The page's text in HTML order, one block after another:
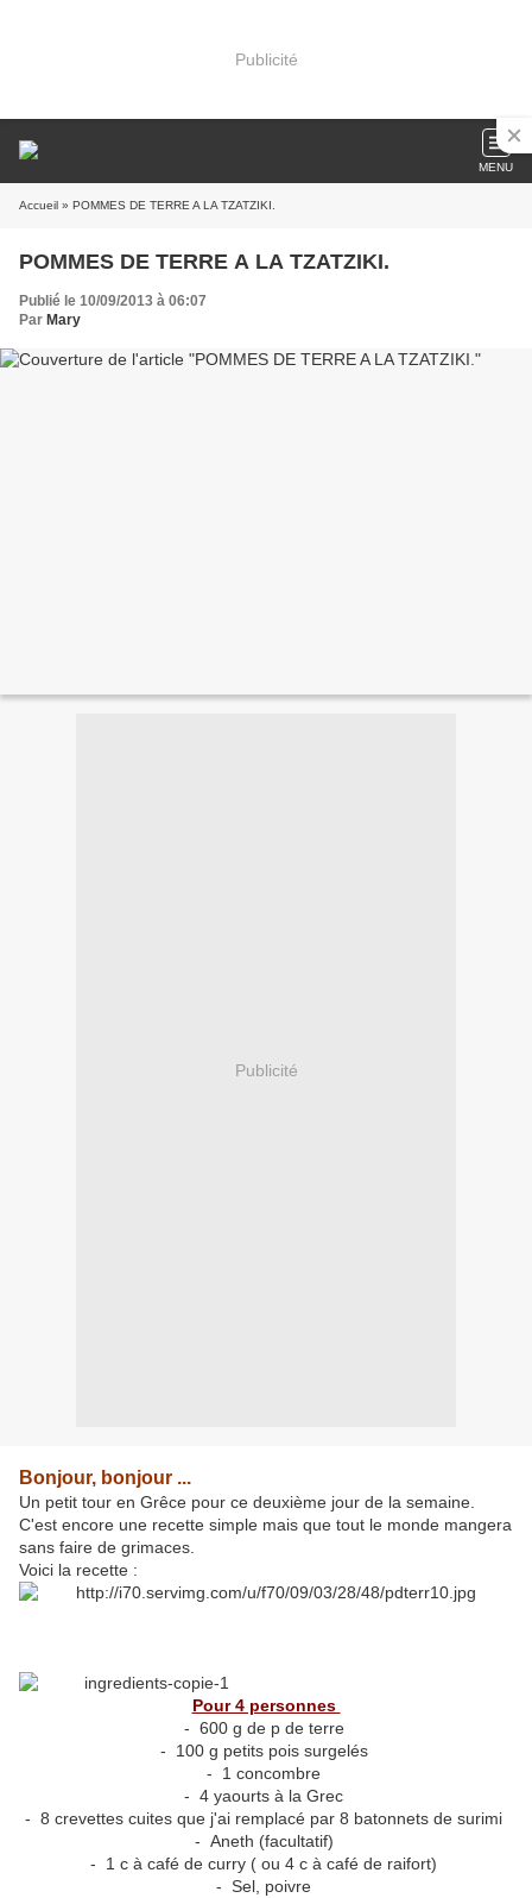
Publicité
MENU
Accueil » POMMES DE TERRE A LA TZATZIKI.
POMMES DE TERRE A LA TZATZIKI.
Publié le 10/09/2013 à 06:07
Par Mary
Publicité
Bonjour, bonjour ...
Un petit tour en Grêce pour ce deuxième jour de la semaine.
C'est encore une recette simple mais que tout le monde mangera
sans faire de grimaces.
Voici la recette :
Pour 4 personnes
- 600 g de p de terre
- 100 g petits pois surgelés
- 1 concombre
- 4 yaourts à la Grec
- 8 crevettes cuites que j'ai remplacé par 8 batonnets de surimi
- Aneth (facultatif)
- 1 c à café de curry ( ou 4 c à café de raifort)
- Sel, poivre